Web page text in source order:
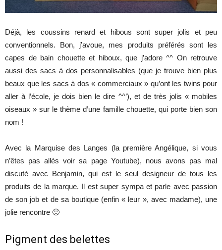
Déjà, les coussins renard et hibous sont super jolis et peu
conventionnels. Bon, j’avoue, mes produits préférés sont les
capes de bain chouette et hiboux, que j’adore ^^ On retrouve
aussi des sacs à dos personnalisables (que je trouve bien plus
beaux que les sacs à dos « commerciaux » qu’ont les twins pour
aller à l’école, je dois bien le dire ^^’), et de très jolis « mobiles
oiseaux » sur le thème d’une famille chouette, qui porte bien son
nom !
Avec la Marquise des Langes (la première Angélique, si vous
n’êtes pas allés voir sa page Youtube), nous avons pas mal
discuté avec Benjamin, qui est le seul designeur de tous les
produits de la marque. Il est super sympa et parle avec passion
de son job et de sa boutique (enfin « leur », avec madame), une
jolie rencontre 🙂
Pigment des belettes